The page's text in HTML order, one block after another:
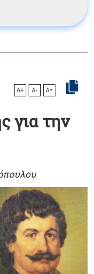
A+ A- A=
για την